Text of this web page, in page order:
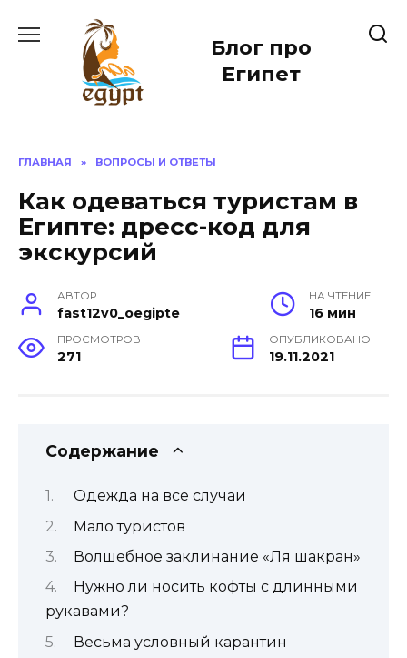
содержанию
Блог про
Египет
ГЛАВНАЯ » ВОПРОСЫ И ОТВЕТЫ
Как одеваться туристам в
Египте: дресс-код для
экскурсий
АВТОР
fast12v0_oegipte
НА ЧТЕНИЕ
16 мин
ПРОСМОТРОВ
271
ОПУБЛИКОВАНО
19.11.2021
Содержание
Одежда на все случаи
Мало туристов
Волшебное заклинание «Ля шакран»
Нужно ли носить кофты с длинными
рукавами?
Весьма условный карантин